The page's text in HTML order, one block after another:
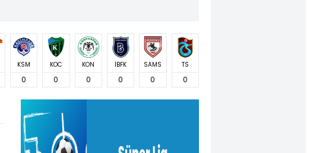
KSM
0
KOC
0
KON
0
İBFK
0
SAMS
0
TS
0